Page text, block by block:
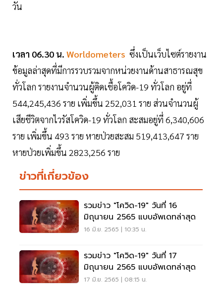
วัน
เวลา 06.30 น. Worldometers ซึ่งเป็นเว็บไซต์รายงาน
ข้อมูลล่าสุดที่มีการรวบรวมจากหน่วยงานด้านสาธารณสุข
ทั่วโลก รายงานจำนวนผู้ติดเชื้อโควิด-19 ทั่วโลก อยู่ที่
544,245,436 ราย เพิ่มขึ้น 252,031 ราย ส่วนจำนวนผู้
เสียชีวิตจากไวรัสโควิด-19 ทั่วโลก สะสมอยู่ที่ 6,340,606
ราย เพิ่มขึ้น 493 ราย หายป่วยสะสม 519,413,647 ราย
หายป่วยเพิ่มขึ้น 2823,256 ราย
ข่าวที่เกี่ยวข้อง
รวมข่าว "โควิด-19" วันที่ 16
มิถุนายน 2565 แบบอัพเดทล่าสุด
16 มิ.ย. 2565 | 10:35 น.
รวมข่าว "โควิด-19" วันที่ 17
มิถุนายน 2565 แบบอัพเดทล่าสุด
17 มิ.ย. 2565 | 08:15 น.